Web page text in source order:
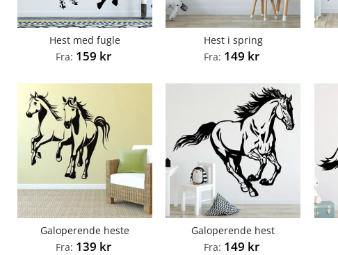
Hest med fugle
Fra: 159 kr
Hest i spring
Fra: 149 kr
Galoperende heste
Fra: 139 kr
Galoperende hest
Fra: 149 kr